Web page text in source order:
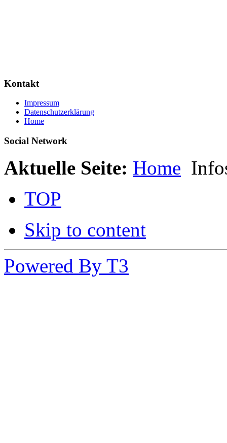
Kontakt
Impressum
Datenschutzerklärung
Home
Social Network
Aktuelle Seite: Home
TOP
Skip to content
Powered By T3